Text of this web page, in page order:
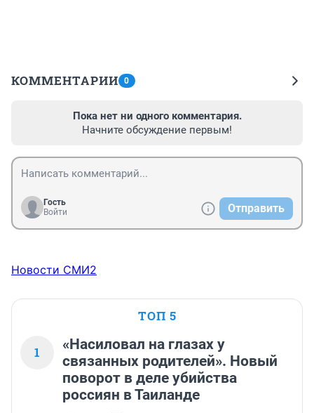
КОММЕНТАРИИ 0
Пока нет ни одного комментария.
Начните обсуждение первым!
Гость
Войти
Отправить
Новости СМИ2
ТОП 5
1
«Насиловал на глазах у
связанных родителей». Новый
поворот в деле убийства
россиян в Таиланде